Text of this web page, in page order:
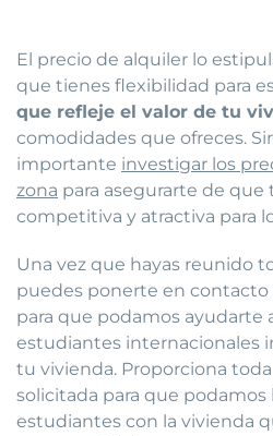
El precio de alquiler lo
que tienes flexibilidad para
que refleje el valor de tu
comodidades que ofreces.
importante investigar los
zona para asegurarte de que
competitiva y atractiva para
Una vez que hayas reunido
puedes ponerte en contacto
para que podamos ayudarte
estudiantes internacionales
tu vivienda. Proporciona
solicitada para que podamos
estudiantes con la vivienda